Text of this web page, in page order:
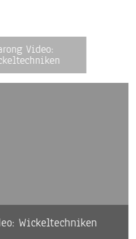
Video:
Wickeltechniken